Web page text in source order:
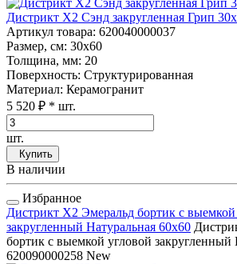
Дистрикт Х2 Сэнд закругленная Грип
Артикул товара: 620040000037
Размер, см: 30x60
Толщина, мм: 20
Поверхность: Структурированная
Материал: Керамогранит
5 520 ₽ * шт.
шт.
Купить
В наличии
Избранное
Дистрикт Х2 Эмеральд бортик с выемкой
закругленный Натуральная 60x60
бортик с выемкой угловой закругленный
620090000258 New